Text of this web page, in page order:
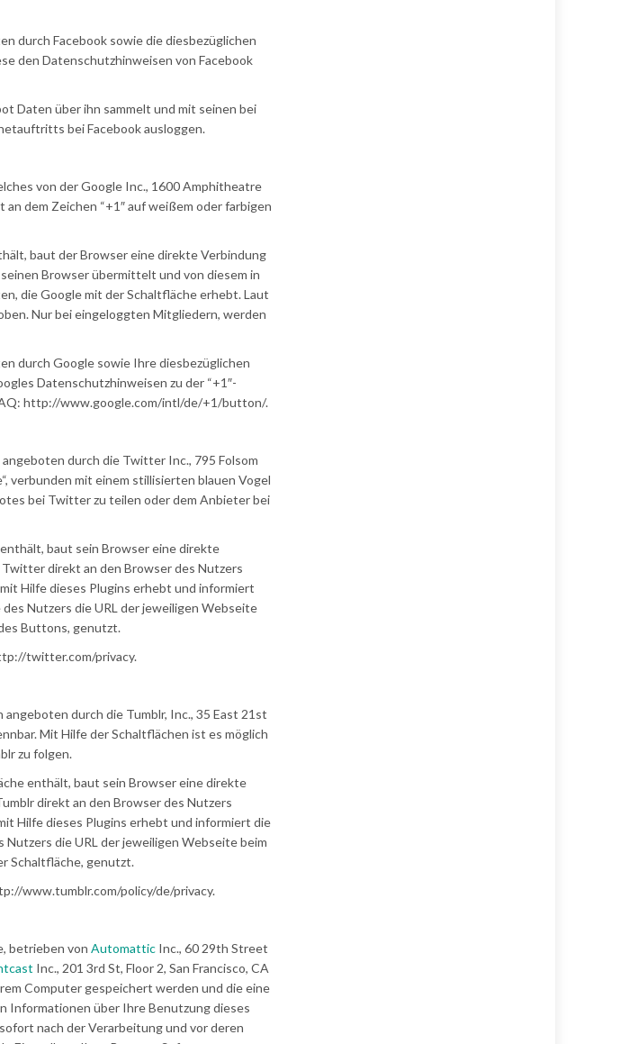
durch Facebook sowie die diesbezüglichen
den Datenschutzhinweisen von Facebook
Daten über ihn sammelt und mit seinen bei
bei Facebook ausloggen.
von der Google Inc., 1600 Amphitheatre
dem Zeichen “+1″ auf weißem oder farbigen
baut der Browser eine direkte Verbindung
Browser übermittelt und von diesem in
die Google mit der Schaltfläche erhebt. Laut
Nur bei eingeloggten Mitgliedern, werden
durch Google sowie Ihre diesbezüglichen
Datenschutzhinweisen zu der “+1″-
http://www.google.com/intl/de/+1/button/.
durch die Twitter Inc., 795 Folsom
verbunden mit einem stillisierten blauen Vogel
bei Twitter zu teilen oder dem Anbieter bei
baut sein Browser eine direkte
direkt an den Browser des Nutzers
Hilfe dieses Plugins erhebt und informiert
Nutzers die URL der jeweiligen Webseite
Buttons, genutzt.
twitter.com/privacy.
durch die Tumblr, Inc., 35 East 21st
Mit Hilfe der Schaltflächen ist es möglich
zu folgen.
enthält, baut sein Browser eine direkte
direkt an den Browser des Nutzers
Hilfe dieses Plugins erhebt und informiert die
die URL der jeweiligen Webseite beim
Schaltfläche, genutzt.
www.tumblr.com/policy/de/privacy.
betrieben von Automattic Inc., 60 29th Street
Inc., 201 3rd St, Floor 2, San Francisco, CA
Computer gespeichert werden und die eine
Informationen über Ihre Benutzung dieses
nach der Verarbeitung und vor deren